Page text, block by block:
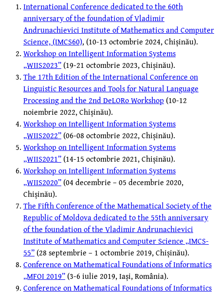
International Conference dedicated to the 60th
anniversary of the foundation of Vladimir
Andrunachievici Institute of Mathematics and Computer
Science, (IMCS60), (10-13 octombrie 2024, Chișinău).
Workshop on Intelligent Information Systems
„WIIS2023” (19-21 octombrie 2023, Chișinău).
The 17th Edition of the International Conference on
Linguistic Resources and Tools for Natural Language
Processing and the 2nd DeLORo Workshop (10-12
noiembrie 2022, Chișinău).
Workshop on Intelligent Information Systems
„WIIS2022” (06-08 octombrie 2022, Chișinău).
Workshop on Intelligent Information Systems
„WIIS2021” (14-15 octombrie 2021, Chișinău).
Workshop on Intelligent Information Systems
„WIIS2020” (04 decembrie – 05 decembrie 2020,
Chișinău).
The Fifth Conference of the Mathematical Society of the
Republic of Moldova dedicated to the 55th anniversary
of the foundation of the Vladimir Andrunachievici
Institute of Mathematics and Computer Science „IMCS-
55” (28 septembrie – 1 octombrie 2019, Chișinău).
Conference on Mathematical Foundations of Informatics
„MFOI 2019” (3-6 iulie 2019, Iași, România).
Conference on Mathematical Foundations of Informatics